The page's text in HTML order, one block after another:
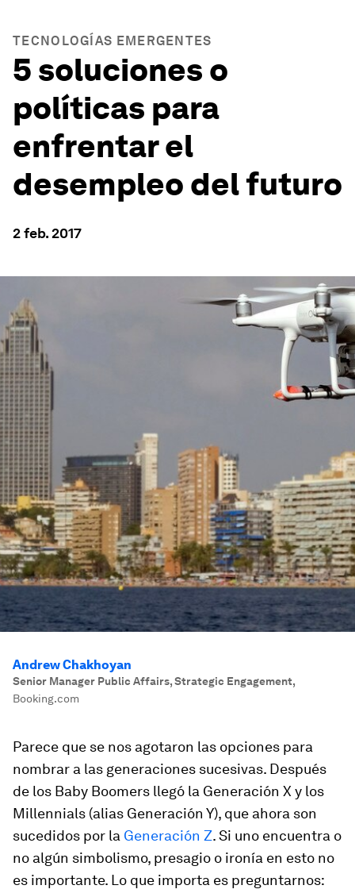
TECNOLOGÍAS EMERGENTES
5 soluciones o
políticas para
enfrentar el
desempleo del futuro
2 feb. 2017
Andrew Chakhoyan
Senior Manager Public Affairs, Strategic Engagement,
Booking.com
Parece que se nos agotaron las opciones para
nombrar a las generaciones sucesivas. Después
de los Baby Boomers llegó la Generación X y los
Millennials (alias Generación Y), que ahora son
sucedidos por la Generación Z. Si uno encuentra o
no algún simbolismo, presagio o ironía en esto no
es importante. Lo que importa es preguntarnos: